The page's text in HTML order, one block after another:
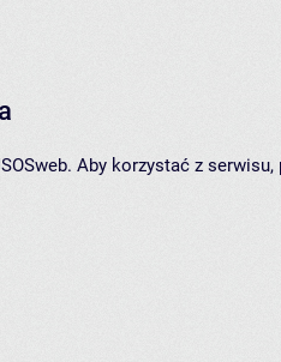
Aby korzystać z